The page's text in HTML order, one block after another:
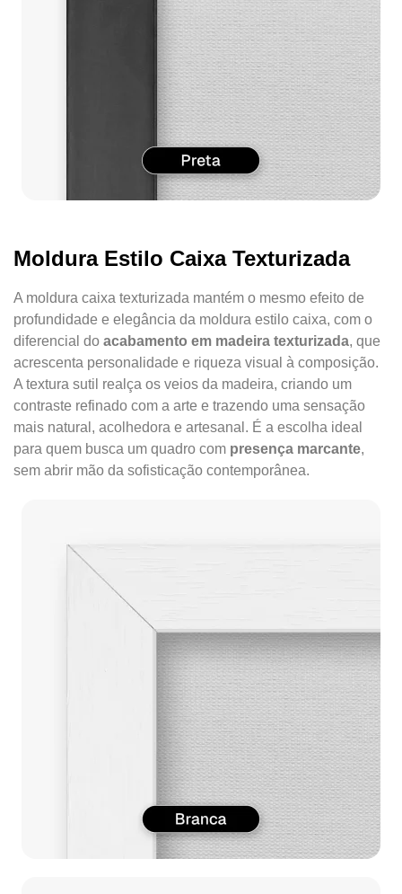
Moldura Estilo Caixa Texturizada
A moldura caixa texturizada mantém o mesmo efeito de
profundidade e elegância da moldura estilo caixa, com o
diferencial do acabamento em madeira texturizada, que
acrescenta personalidade e riqueza visual à composição.
A textura sutil realça os veios da madeira, criando um
contraste refinado com a arte e trazendo uma sensação
mais natural, acolhedora e artesanal. É a escolha ideal
para quem busca um quadro com presença marcante,
sem abrir mão da sofisticação contemporânea.